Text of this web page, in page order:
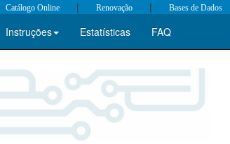
Catálogo Online | Renovação | Bases de Dados
Instruções Estatísticas FAQ